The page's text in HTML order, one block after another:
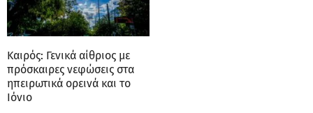
Καιρός: Γενικά αίθριος με
πρόσκαιρες νεφώσεις στα
ηπειρωτικά ορεινά και το
Ιόνιο